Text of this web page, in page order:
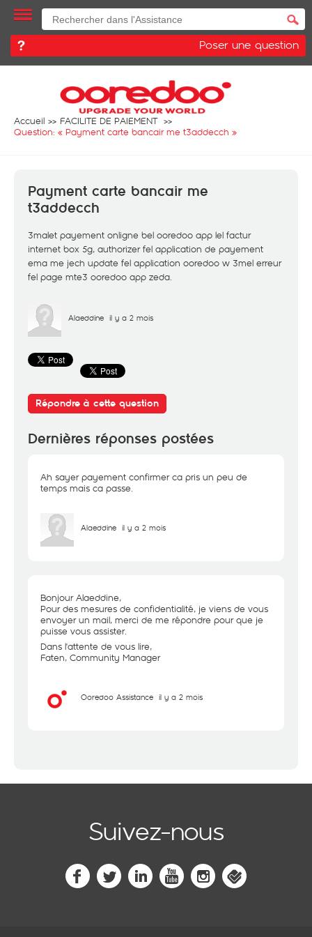
Poser une question
Accueil
FACILITE DE PAIEMENT
Question: « Payment carte bancair me t3addecch »
Payment carte bancair me
t3addecch
3malet payement onligne bel ooredoo app lel factur
internet box 5g, authorizer fel application de payement
ema me jech update fel application ooredoo w 3mel erreur
fel page mte3 ooredoo app zeda.
Alaeddine il y a 2 mois
Répondre à cette question
Dernières réponses postées
Ah sayer payement confirmer ca pris un peu de
temps mais ca passe.
Alaeddine il y a 2 mois
Bonjour Alaeddine,
Pour des mesures de confidentialité, je viens de vous
envoyer un mail, merci de me répondre pour que je
puisse vous assister.
Dans l'attente de vous lire,
Faten, Community Manager
Ooredoo Assistance il y a 2 mois
Suivez-nous